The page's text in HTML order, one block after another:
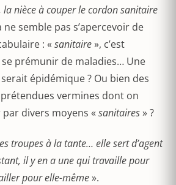
nièce à couper le cordon sanitaire
ne semble pas s’apercevoir de
: « sanitaire», c’est
se prémunir de maladies… Une
épidémique ? Ou bien des
prétendues vermines dont on
divers moyens « sanitaires» ?
troupes à la tante… elle sert d’agent
il y en a une qui travaille pour
pour elle-même».